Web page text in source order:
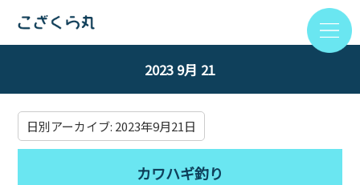
2023 9月 21
日別アーカイブ: 2023年9月21日
カワハギ釣り